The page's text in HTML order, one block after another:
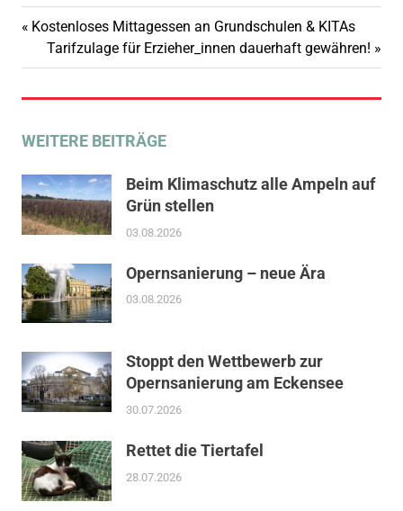
Beitragsnavigation
Vorheriger
Beitrag:
Kostenloses Mittagessen an Grundschulen & KITAs
Nächster
Beitrag:
Tarifzulage für Erzieher_innen dauerhaft gewähren!
WEITERE BEITRÄGE
Beim Klimaschutz alle Ampeln auf
Grün stellen
03.08.2026
Opernsanierung – neue Ära
03.08.2026
Stoppt den Wettbewerb zur
Opernsanierung am Eckensee
30.07.2026
Rettet die Tiertafel
28.07.2026